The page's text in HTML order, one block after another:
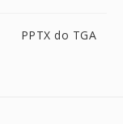
PPTX do TGA